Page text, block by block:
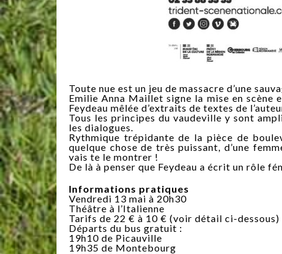
Toute nue est un jeu de massacre d’une
Emilie Anna Maillet signe la mise en scène
Feydeau mêlée d’extraits de textes de
Tous les principes du vaudeville y sont
les dialogues.
Rythmique trépidante de la pièce de
quelque chose de très puissant, d’une
vais te le montrer !
De là à penser que Feydeau a écrit un rôle
Informations pratiques
Vendredi 13 mai à 20h30
Théâtre à l’Italienne
Tarifs de 22 € à 10 € (voir détail ci-dessous)
Départs du bus gratuit :
19h10 de Picauville
19h35 de Montebourg